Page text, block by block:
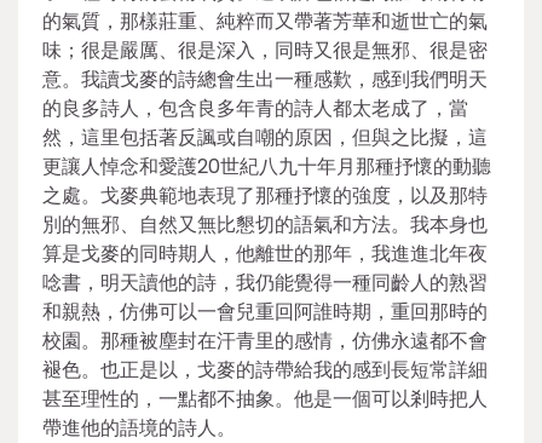
的氣質，那樣莊重、純粹而又帶著芳華和逝世亡的氣
味；很是嚴厲、很是深入，同時又很是無邪、很是密
意。我讀戈麥的詩總會生出一種感歎，感到我們明天
的良多詩人，包含良多年青的詩人都太老成了，當
然，這里包括著反諷或自嘲的原因，但與之比擬，這
更讓人悼念和愛護20世紀八九十年月那種抒懷的動聽
之處。戈麥典範地表現了那種抒懷的強度，以及那特
別的無邪、自然又無比懇切的語氣和方法。我本身也
算是戈麥的同時期人，他離世的那年，我進進北年夜
唸書，明天讀他的詩，我仍能覺得一種同齡人的熟習
和親熱，仿佛可以一會兒重回阿誰時期，重回那時的
校園。那種被塵封在汗青里的感情，仿佛永遠都不會
褪色。也正是以，戈麥的詩帶給我的感到長短常詳細
甚至理性的，一點都不抽象。他是一個可以剎時把人
帶進他的語境的詩人。